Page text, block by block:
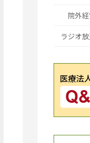
院外
ラジオ